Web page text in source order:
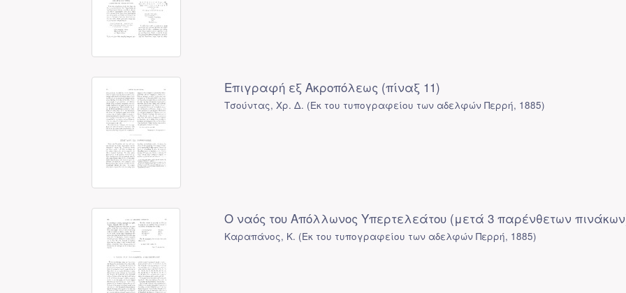
Επιγραφή εξ Ακροπόλεως (πίναξ 11)
Τσούντας, Χρ. Δ. (Εκ του τυπογραφείου των αδελφών Περρή, 1885)
Ο ναός του Απόλλωνος Υπερτελεάτου (μετά 3 παρένθετων
Καραπάνος, Κ. (Εκ του τυπογραφείου των αδελφών Περρή, 1885)